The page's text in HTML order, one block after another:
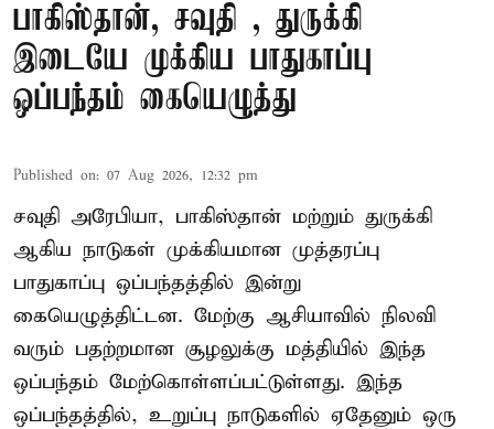
பாகிஸ்தான், சவுதி , துருக்கி
இடையே முக்கிய பாதுகாப்பு
ஒப்பந்தம் கையெழுத்து
Published on: 07 Aug 2026, 12:32 pm
சவுதி அரேபியா, பாகிஸ்தான் மற்றும் துருக்கி
ஆகிய நாடுகள் முக்கியமான முத்தரப்பு
பாதுகாப்பு ஒப்பந்தத்தில் இன்று
கையெழுத்திட்டன. மேற்கு ஆசியாவில் நிலவி
வரும் பதற்றமான சூழலுக்கு மத்தியில் இந்த
ஒப்பந்தம் மேற்கொள்ளப்பட்டுள்ளது. இந்த
ஒப்பந்தத்தில், உறுப்பு நாடுகளில் ஏதேனும் ஒரு